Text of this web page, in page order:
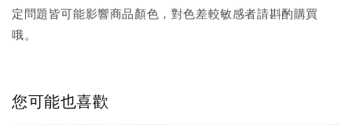
定問題皆可能影響商品顏色，對色差較敏感者請斟酌購買
哦。
您可能也喜歡